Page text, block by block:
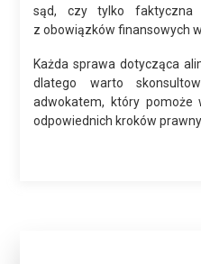
sąd, czy tylko faktyczna
z obowiązków finansowych
Każda sprawa dotycząca
dlatego warto
adwokatem, który pomoże
odpowiednich kroków